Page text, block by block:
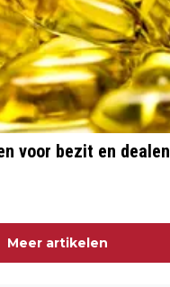
voor bezit en dealen
Meer artikelen